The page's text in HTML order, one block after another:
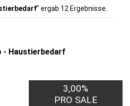
" ergab 12 Ergebnisse.
- Haustierbedarf
3,00%
PRO SALE